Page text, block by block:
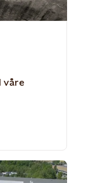
våre